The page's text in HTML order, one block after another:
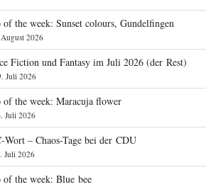
of the week: Sunset colours, Gundelfingen
2026
Fiction und Fantasy im Juli 2026 (der Rest)
Juli 2026
of the week: Maracuja flower
Juli 2026
– Chaos-Tage bei der CDU
Juli 2026
of the week: Blue bee